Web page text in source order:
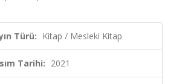
Türü: Kitap / Mesleki Kitap
Tarihi: 2021